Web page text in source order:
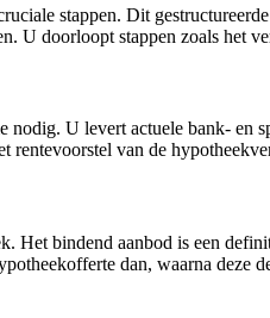
stappen. Dit
doorloopt stappen zoals het
nodig. U levert actuele bank- en
van de
bindend aanbod is een
dan, waarna